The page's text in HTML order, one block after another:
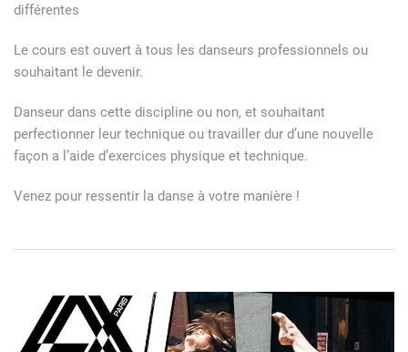
différentes
Le cours est ouvert à tous les danseurs professionnels ou
souhaitant le devenir.
Danseur dans cette discipline ou non, et souhaitant
perfectionner leur technique ou travailler dur d’une nouvelle
façon a l’aide d’exercices physique et technique.
Venez pour ressentir la danse à votre manière !
Navigation
de